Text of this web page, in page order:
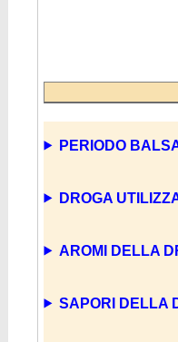
PERIODO
DROGA
AROMI DELLA
SAPORI DELLA